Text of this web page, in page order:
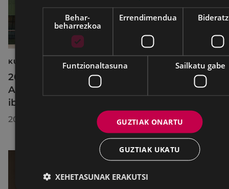
KULTURA
2026ko Delta Cultura Saria jaso du
Armagintzaren Museoak, izandako
ibilbideagatik
2026/07/23
Behar-
beharrezkoa
Errendimendua
Funtzionaltasuna Sailkatu gabe
GUZTIAK ONARTU
GUZTIAK UKATU
XEHETASUNAK ERAKUTSI